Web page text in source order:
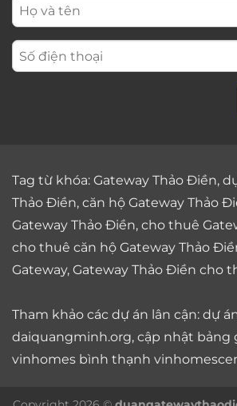
Tag từ khóa: Gateway Thảo Điền,
Thảo Điền, căn hộ Gateway Thảo
Gateway Thảo Điền, cho thuê
cho thuê căn hộ Gateway Thảo
Gateway, Gateway Thảo Điền cho
Tham khảo các dự án lân cận: dự
daiquangminh.org, cập nhật bảng
vinhomes bình thạnh